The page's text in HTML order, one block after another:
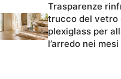
Trasparenze
trucco del vetro
plexiglass per
l’arredo nei